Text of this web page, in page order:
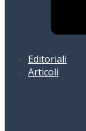
Editoriali
Articoli